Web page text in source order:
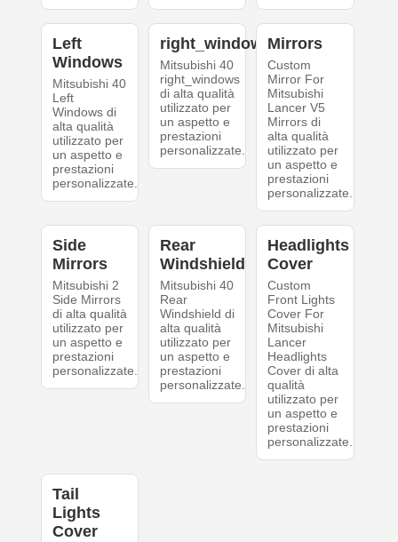
Left
Windows
Mitsubishi 40
Left
Windows di
alta qualità
utilizzato per
un aspetto e
prestazioni
personalizzate.
right_windows
Mitsubishi 40
right_windows
di alta qualità
utilizzato per
un aspetto e
prestazioni
personalizzate.
Mirrors
Custom
Mirror For
Mitsubishi
Lancer V5
Mirrors di
alta qualità
utilizzato per
un aspetto e
prestazioni
personalizzate.
Side
Mirrors
Mitsubishi 2
Side Mirrors
di alta qualità
utilizzato per
un aspetto e
prestazioni
personalizzate.
Rear
Windshield
Mitsubishi 40
Rear
Windshield di
alta qualità
utilizzato per
un aspetto e
prestazioni
personalizzate.
Headlights
Cover
Custom
Front Lights
Cover For
Mitsubishi
Lancer
Headlights
Cover di alta
qualità
utilizzato per
un aspetto e
prestazioni
personalizzate.
Tail
Lights
Cover